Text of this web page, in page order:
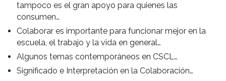
tampoco es el gran apoyo para quienes las
consumen…
Colaborar es importante para funcionar mejor en la
escuela, el trabajo y la vida en general…
Algunos temas contemporáneos en CSCL…
Significado e Interpretación en la Colaboración…